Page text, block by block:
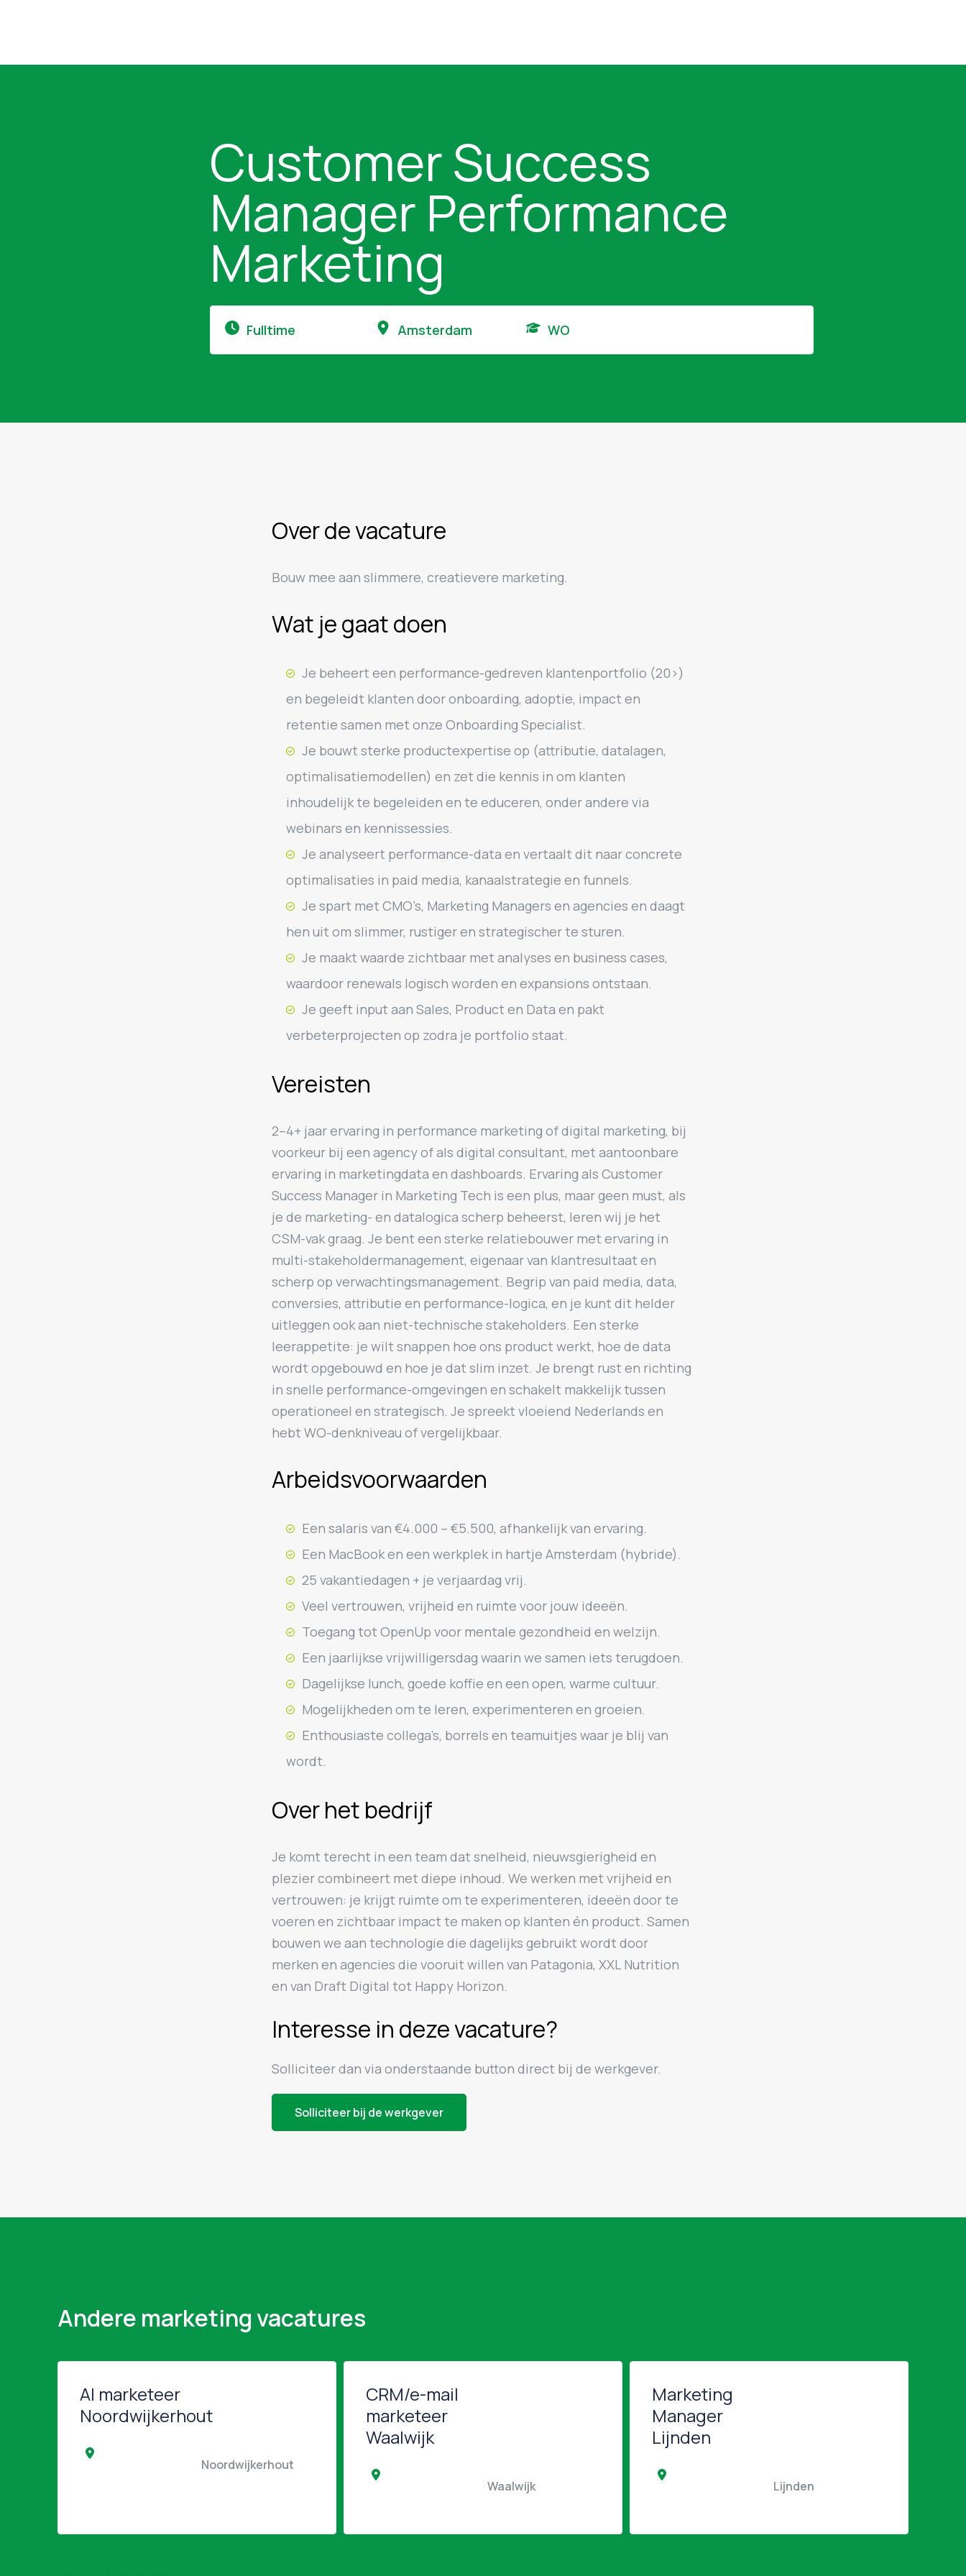
Customer Success
Manager Performance
Marketing
Fulltime Amsterdam WO
Over de vacature
Bouw mee aan slimmere, creatievere marketing.
Wat je gaat doen
Je beheert een performance-gedreven klantenportfolio (20>)
en begeleidt klanten door onboarding, adoptie, impact en
retentie samen met onze Onboarding Specialist.
Je bouwt sterke productexpertise op (attributie, datalagen,
optimalisatiemodellen) en zet die kennis in om klanten
inhoudelijk te begeleiden en te educeren, onder andere via
webinars en kennissessies.
Je analyseert performance-data en vertaalt dit naar concrete
optimalisaties in paid media, kanaalstrategie en funnels.
Je spart met CMO’s, Marketing Managers en agencies en daagt
hen uit om slimmer, rustiger en strategischer te sturen.
Je maakt waarde zichtbaar met analyses en business cases,
waardoor renewals logisch worden en expansions ontstaan.
Je geeft input aan Sales, Product en Data en pakt
verbeterprojecten op zodra je portfolio staat.
Vereisten
2–4+ jaar ervaring in performance marketing of digital marketing, bij
voorkeur bij een agency of als digital consultant, met aantoonbare
ervaring in marketingdata en dashboards. Ervaring als Customer
Success Manager in Marketing Tech is een plus, maar geen must, als
je de marketing- en datalogica scherp beheerst, leren wij je het
CSM-vak graag. Je bent een sterke relatiebouwer met ervaring in
multi-stakeholdermanagement, eigenaar van klantresultaat en
scherp op verwachtingsmanagement. Begrip van paid media, data,
conversies, attributie en performance-logica, en je kunt dit helder
uitleggen ook aan niet-technische stakeholders. Een sterke
leerappetite: je wilt snappen hoe ons product werkt, hoe de data
wordt opgebouwd en hoe je dat slim inzet. Je brengt rust en richting
in snelle performance-omgevingen en schakelt makkelijk tussen
operationeel en strategisch. Je spreekt vloeiend Nederlands en
hebt WO-denkniveau of vergelijkbaar.
Arbeidsvoorwaarden
Een salaris van €4.000 – €5.500, afhankelijk van ervaring.
Een MacBook en een werkplek in hartje Amsterdam (hybride).
25 vakantiedagen + je verjaardag vrij.
Veel vertrouwen, vrijheid en ruimte voor jouw ideeën.
Toegang tot OpenUp voor mentale gezondheid en welzijn.
Een jaarlijkse vrijwilligersdag waarin we samen iets terugdoen.
Dagelijkse lunch, goede koffie en een open, warme cultuur.
Mogelijkheden om te leren, experimenteren en groeien.
Enthousiaste collega’s, borrels en teamuitjes waar je blij van
wordt.
Over het bedrijf
Je komt terecht in een team dat snelheid, nieuwsgierigheid en
plezier combineert met diepe inhoud. We werken met vrijheid en
vertrouwen: je krijgt ruimte om te experimenteren, ideeën door te
voeren en zichtbaar impact te maken op klanten én product. Samen
bouwen we aan technologie die dagelijks gebruikt wordt door
merken en agencies die vooruit willen van Patagonia, XXL Nutrition
en van Draft Digital tot Happy Horizon.
Interesse in deze vacature?
Solliciteer dan via onderstaande button direct bij de werkgever.
Solliciteer bij de werkgever
Andere marketing vacatures
AI marketeer
Noordwijkerhout
CRM/e-mail
marketeer
Waalwijk
                                                Waalwijk
Marketing
Manager
Lijnden